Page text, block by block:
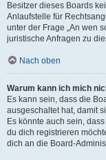
Besitzer dieses Boards
Anlaufstelle für
unter der Frage „An wen
juristische Anfragen zu
Nach oben
Warum kann ich mich
Es kann sein, dass die
ausgeschaltet hat, damit
Es könnte auch sein,
du dich registrieren
dich an die Board-